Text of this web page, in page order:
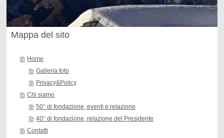
Mappa del sito
Home
Galleria foto
Privacy&Policy
Chi siamo
50° di fondazione, eventi e relazione
40° di fondazione, relazione del Presidente
Contatti